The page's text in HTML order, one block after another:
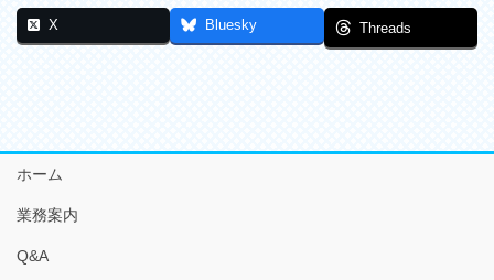
X Bluesky Threads
ホーム
業務案内
Q&A